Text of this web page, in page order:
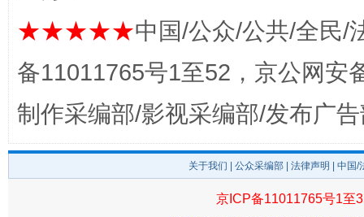
东山县通报“牛蛙产品抗生素超标问题” 法
★★★★★中国/公众/公共/全民/
备11011765号1至52，京公网安
制作采编部/影视采编部/发布广
关于我们 公众采编部 法律声明 | 中国
京ICP备11011765号1至